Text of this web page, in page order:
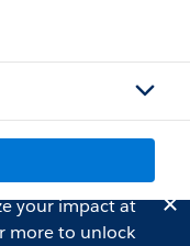
your impact at
more to unlock